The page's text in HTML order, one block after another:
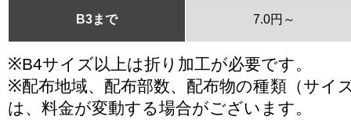
B3まで 7.0円～
※B4サイズ以上は折り加工が必要です。
※配布地域、配布部数、配布物の種類（サイ
は、料金が変動する場合がございます。